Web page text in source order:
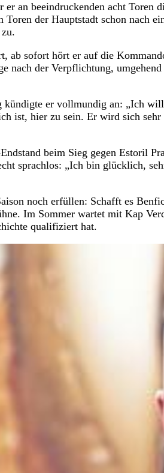
an beeindruckenden acht Toren
der Hauptstadt schon nach
ab sofort hört er auf die
nach der Verpflichtung,
kündigte er vollmundig an: „Ich
ist, hier zu sein. Er wird sich sehr
beim Sieg gegen Estoril
sprachlos: „Ich bin glücklich,
noch erfüllen: Schafft es
Im Sommer wartet mit Kap
qualifiziert hat.